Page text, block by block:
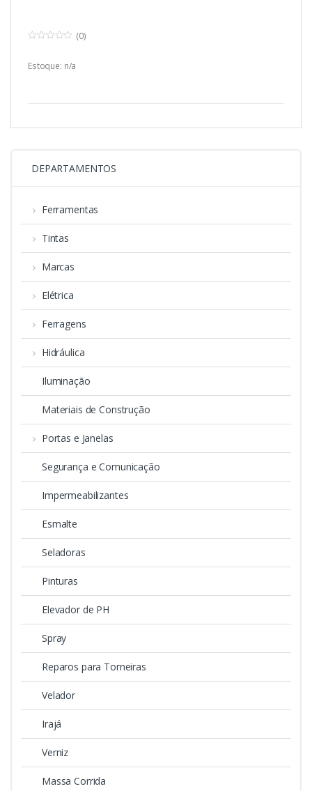
u
(0)
Estoque: n/a
DEPARTAMENTOS
Ferramentas
Tintas
Marcas
Elétrica
Ferragens
Hidráulica
Iluminação
Materiais de Construção
Portas e Janelas
Segurança e Comunicação
Impermeabilizantes
Esmalte
Seladoras
Pinturas
Elevador de PH
Spray
Reparos para Torneiras
Velador
Irajá
Verniz
Massa Corrida